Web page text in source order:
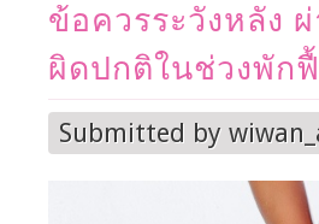
ข้อควรระวังหลัง
ผิดปกติในช่วงพัก
Submitted by